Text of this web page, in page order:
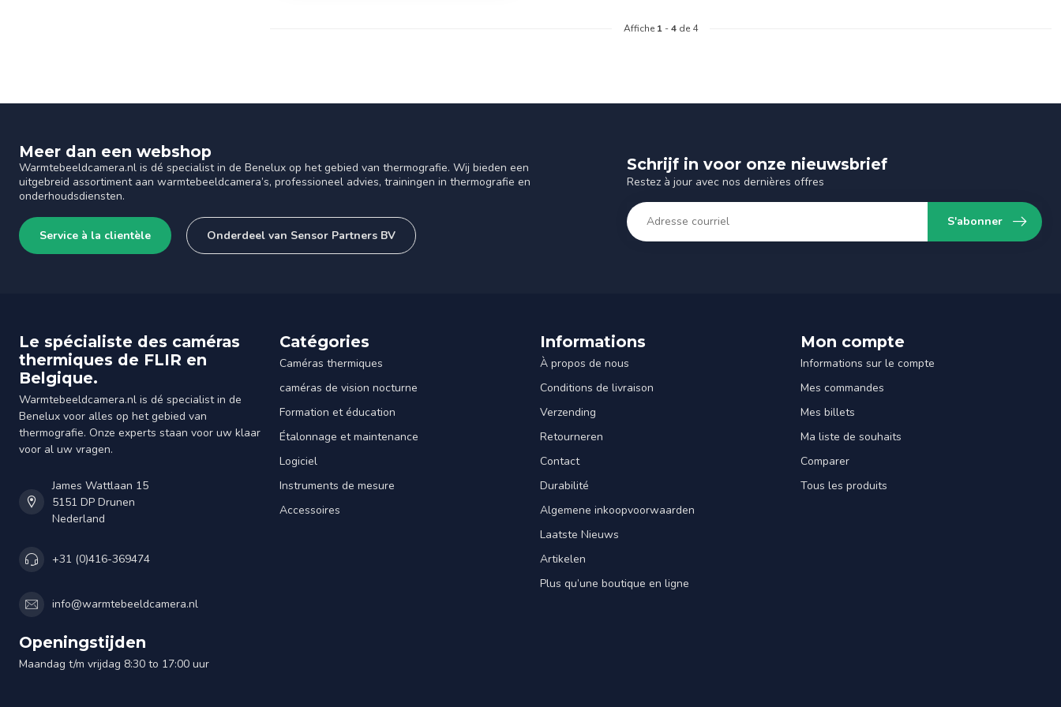
Affiche 1 -4 de 4
Meer dan een webshop
Warmtebeeldcamera.nl is dé specialist in de Benelux op het gebied van thermografie. Wij bieden een
uitgebreid assortiment aan warmtebeeldcamera’s, professioneel advies, trainingen in thermografie en
onderhoudsdiensten.
Service à la clientèle Onderdeel van Sensor Partners BV
Schrijf in voor onze nieuwsbrief
Restez à jour avec nos dernières offres
S'abonner
Le spécialiste des caméras
thermiques de FLIR en
Belgique.
Warmtebeeldcamera.nl is dé specialist in de
Benelux voor alles op het gebied van
thermografie. Onze experts staan voor uw klaar
voor al uw vragen.
James Wattlaan 15
5151 DP Drunen
Nederland
+31 (0)416-369474
info@warmtebeeldcamera.nl
Openingstijden
Maandag t/m vrijdag 8:30 to 17:00 uur
Catégories
Caméras thermiques
caméras de vision nocturne
Formation et éducation
Étalonnage et maintenance
Logiciel
Instruments de mesure
Accessoires
Informations
À propos de nous
Conditions de livraison
Verzending
Retourneren
Contact
Durabilité
Algemene inkoopvoorwaarden
Laatste Nieuws
Artikelen
Plus qu’une boutique en ligne
Mon compte
Informations sur le compte
Mes commandes
Mes billets
Ma liste de souhaits
Comparer
Tous les produits